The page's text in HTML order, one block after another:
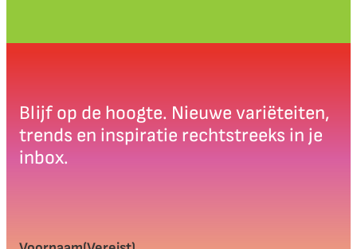
Blijf op de hoogte. Nieuwe variëteiten,
trends en inspiratie rechtstreeks in je
inbox.